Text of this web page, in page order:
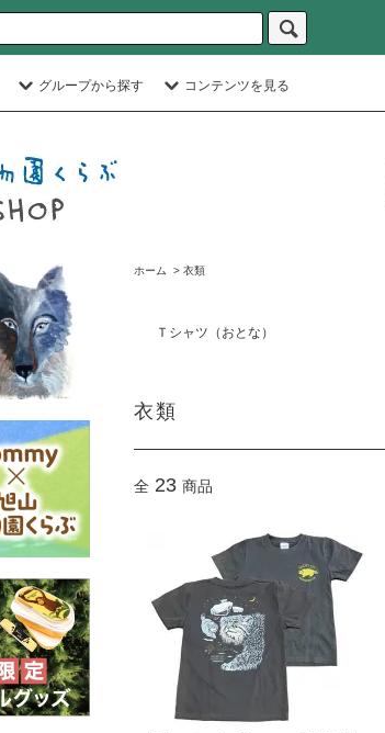
グループから探す コンテンツを見る
ホーム > 衣類
Ｔシャツ（おとな）
衣類
全 23 商品